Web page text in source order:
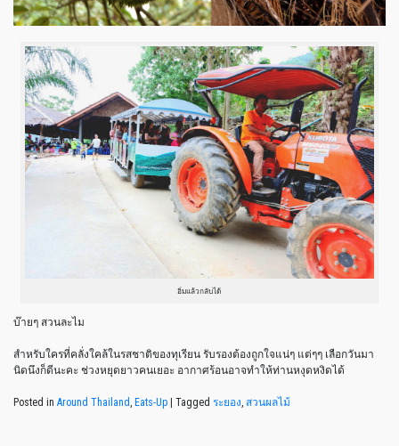
อิ่มแล้วกลับได้
บ๊ายๆ สวนละไม
สำหรับใครที่คลั่งใคล้ในรสชาติของทุเรียน รับรองต้องถูกใจแน่ๆ แต่ๆๆ เลือกวันมา
นิดนึงก็ดีนะคะ ช่วงหยุดยาวคนเยอะ อากาศร้อนอาจทำให้ท่านหงุดหงิดได้
Posted in Around Thailand, Eats-Up Tagged ระยอง, สวนผลไม้